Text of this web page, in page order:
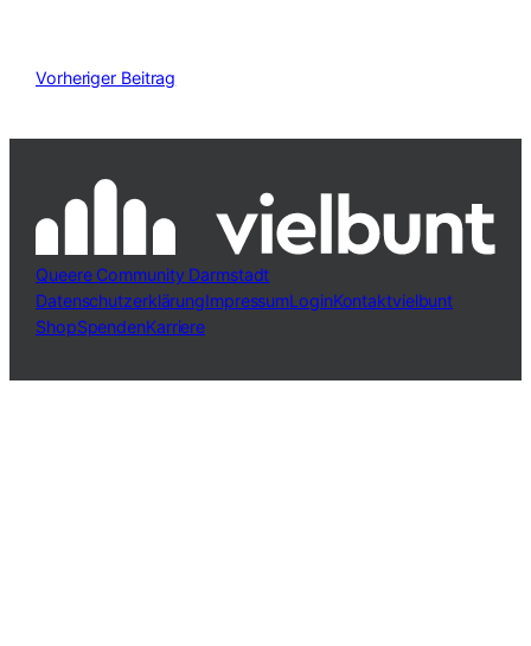
Vorheriger Beitrag
Queere Community Darmstadt
DatenschutzerklärungImpressumLoginKontaktvielbunt
ShopSpendenKarriere